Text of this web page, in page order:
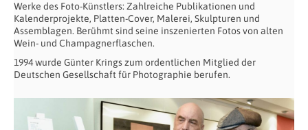
Werke des Foto-Künstlers: Zahlreiche Publikationen und
Kalenderprojekte, Platten-Cover, Malerei, Skulpturen und
Assemblagen. Berühmt sind seine inszenierten Fotos von alten
Wein- und Champagnerflaschen.
1994 wurde Günter Krings zum ordentlichen Mitglied der
Deutschen Gesellschaft für Photographie berufen.